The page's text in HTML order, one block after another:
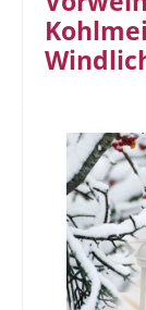
Bildergalerie